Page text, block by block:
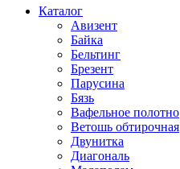
Каталог
Авизент
Байка
Бельтинг
Брезент
Парусина
Бязь
Вафельное полотно
Ветошь обтирочная
Двунитка
Диагональ